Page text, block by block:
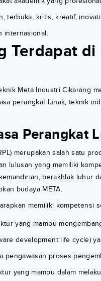
terbuka, kritis, kreatif,
internasional.
Terdapat
Meta Industri Cikarang
perangkat lunak, teknik
Perangkat
merupakan salah satu
lulusan yang memiliki
berakhlak luhur
budaya META.
memiliki kompetensi
yang mampu
development life cycle)
pengawasan proses
yang mampu dalam